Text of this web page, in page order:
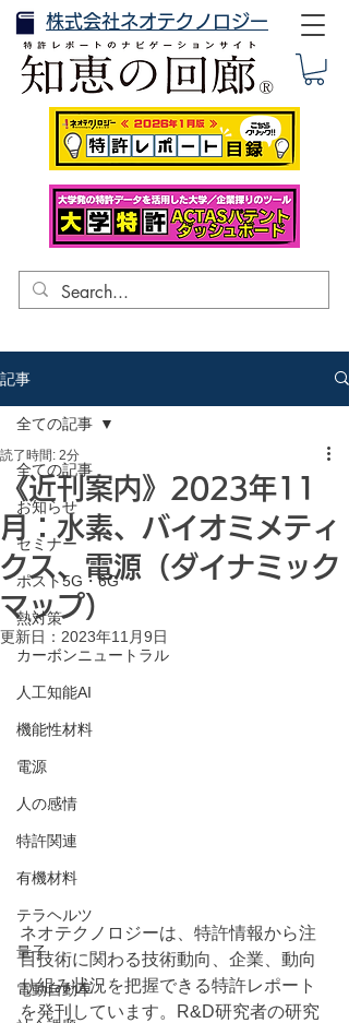
株式会社ネオテクノロジー
記事
全ての記事
お知らせ
セミナー
ポスト5G・6G
熱対策
カーボンニュートラル
人工知能AI
機能性材料
電源
人の感情
特許関連
有機材料
テラヘルツ
量子
電動自動車
全ての記事
《近刊案内》2023年11
月：水素、バイオミメティ
クス、電源（ダイナミック
マップ）
読了時間: 2分
更新日： 2023年11月9日
ネオテクノロジーは、特許情報から注
目技術に関わる技術動向、企業、動向
り組み状況を把握できる特許レポート
を発刊しています。R&D研究者の研究